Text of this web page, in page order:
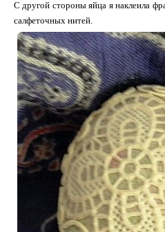
С другой стороны яйца я наклеила
салфеточных нитей.